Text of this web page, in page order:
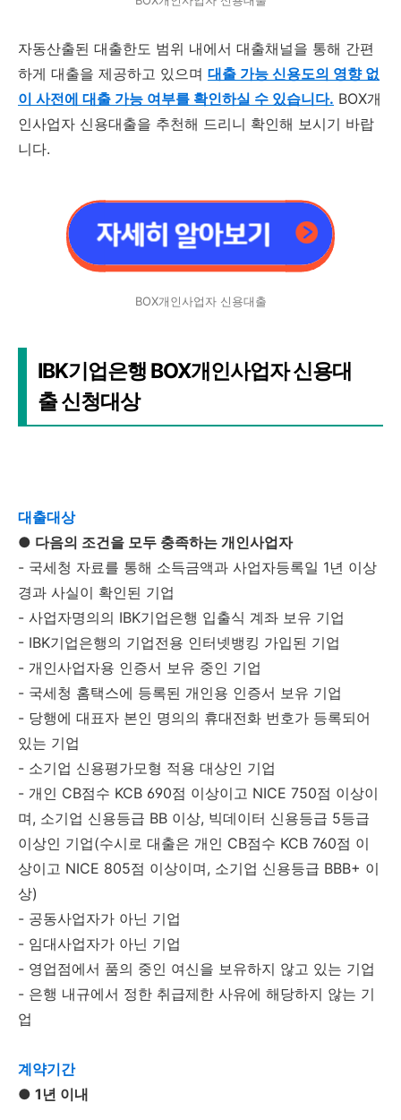
자동산출된 대출한도 범위 내에서 대출채널을 통해 간편
하게 대출을 제공하고 있으며 대출 가능 신용도의 영향 없
이 사전에 대출 가능 여부를 확인하실 수 있습니다. BOX개
인사업자 신용대출을 추천해 드리니 확인해 보시기 바랍
니다.
BOX개인사업자 신용대출
IBK기업은행 BOX개인사업자 신용대
출 신청대상
대출대상
● 다음의 조건을 모두 충족하는 개인사업자
- 국세청 자료를 통해 소득금액과 사업자등록일 1년 이상
경과 사실이 확인된 기업
- 사업자명의의 IBK기업은행 입출식 계좌 보유 기업
- IBK기업은행의 기업전용 인터넷뱅킹 가입된 기업
- 개인사업자용 인증서 보유 중인 기업
- 국세청 홈택스에 등록된 개인용 인증서 보유 기업
- 당행에 대표자 본인 명의의 휴대전화 번호가 등록되어
있는 기업
- 소기업 신용평가모형 적용 대상인 기업
- 개인 CB점수 KCB 690점 이상이고 NICE 750점 이상이
며, 소기업 신용등급 BB 이상, 빅데이터 신용등급 5등급
이상인 기업(수시로 대출은 개인 CB점수 KCB 760점 이
상이고 NICE 805점 이상이며, 소기업 신용등급 BBB+ 이
상)
- 공동사업자가 아닌 기업
- 임대사업자가 아닌 기업
- 영업점에서 품의 중인 여신을 보유하지 않고 있는 기업
- 은행 내규에서 정한 취급제한 사유에 해당하지 않는 기
업
계약기간
● 1년 이내